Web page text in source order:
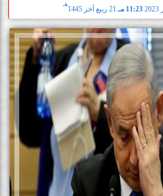
11:23 مـ 21 ربيع آخر 1445
هـ